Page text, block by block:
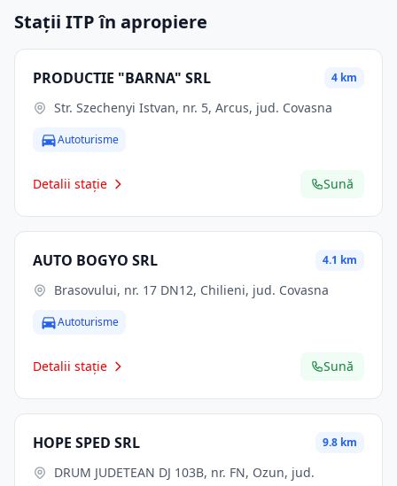
Stații ITP în apropiere
PRODUCTIE "BARNA" SRL 4 km
Str. Szechenyi Istvan, nr. 5, Arcus, jud. Covasna
Autoturisme
Detalii stație Sună
AUTO BOGYO SRL 4.1 km
Brasovului, nr. 17 DN12, Chilieni, jud. Covasna
Autoturisme
Detalii stație Sună
HOPE SPED SRL 9.8 km